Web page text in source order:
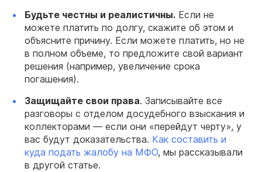
Будьте честны и реалистичны. Если не
можете платить по долгу, скажите об этом и
объясните причину. Если можете платить, но не
в полном объеме, то предложите свой вариант
решения (например, увеличение срока
погашения).
Защищайте свои права. Записывайте все
разговоры с отделом досудебного взыскания и
коллекторами — если они «перейдут черту», у
вас будут доказательства. Как составить и
куда подать жалобу на МФО, мы рассказывали
в другой статье.